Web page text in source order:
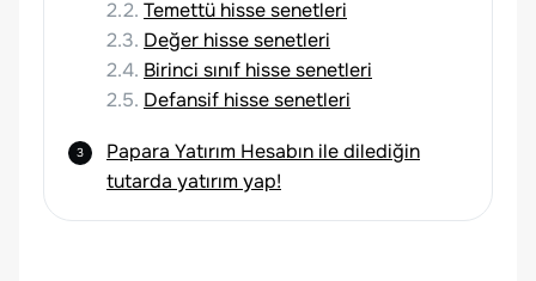
2.2. Temettü hisse senetleri
2.3. Değer hisse senetleri
2.4. Birinci sınıf hisse senetleri
2.5. Defansif hisse senetleri
Papara Yatırım Hesabın ile dilediğin
tutarda yatırım yap!